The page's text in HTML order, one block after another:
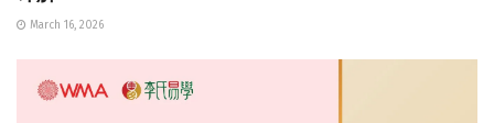
March 16, 2026